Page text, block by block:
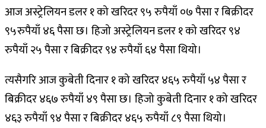
आज अस्ट्रेलियन डलर १ को खरिदर ९५ रुपैयाँ ०७ पैसा र बिक्रीदर
९५रुपैयाँ ४६ पैसा छ। हिजो अस्ट्रेलियन डलर १ को खरिदर ९४
रुपैयाँ २५ पैसा र बिक्रीदर ९४ रुपैयाँ ६४ पैसा थियो।
त्यसैगरि आज कुबेती दिनार १ को खरिदर ४६५ रुपैयाँ ५४ पैसा र
बिक्रीदर ४६७ रुपैयाँ ४९ पैसा छ। हिजो कुबेती दिनार १ को खरिदर
४६३ रुपैयाँ ९४ पैसा र बिक्रीदर ४६५ रुपैयाँ ८९ पैसा थियो।